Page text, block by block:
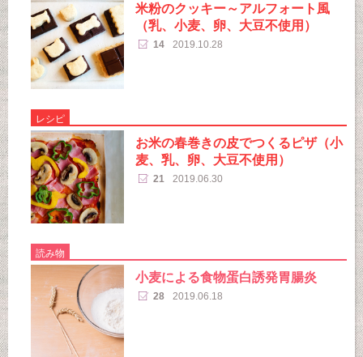
米粉のクッキー～アルフォート風
（乳、小麦、卵、大豆不使用）
14 2019.10.28
レシピ
お米の春巻きの皮でつくるピザ（小
麦、乳、卵、大豆不使用）
21 2019.06.30
読み物
小麦による食物蛋白誘発胃腸炎
28 2019.06.18